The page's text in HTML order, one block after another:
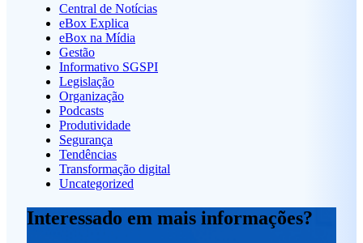
Central de Notícias
eBox Explica
eBox na Mídia
Gestão
Informativo SGSPI
Legislação
Organização
Podcasts
Produtividade
Segurança
Tendências
Transformação digital
Uncategorized
Interessado em mais informações?